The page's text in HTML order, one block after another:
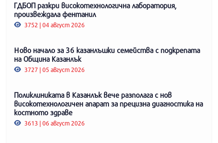
ГДБОП разкри високотехнологична лаборатория,
произвеждала фентанил
3752 | 04 август 2026
Ново начало за 36 казанлъшки семейства с подкрепата
на Община Казанлък
3727 | 05 август 2026
Поликлиниката в Казанлък вече разполага с нов
високотехнологичен апарат за прецизна диагностика на
костното здраве
3613 | 06 август 2026